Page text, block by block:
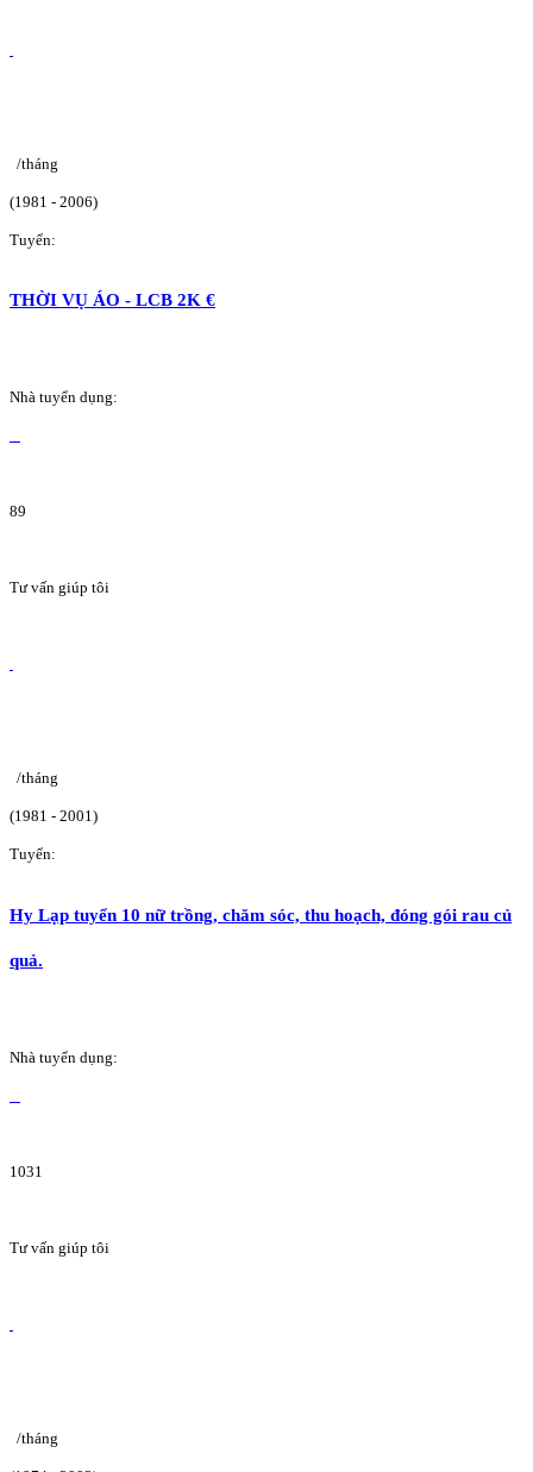
/tháng
(1981 - 2006)
Tuyển:
THỜI VỤ ÁO - LCB 2K €
Nhà tuyển dụng:
89
Tư vấn giúp tôi
/tháng
(1981 - 2001)
Tuyển:
Hy Lạp tuyển 10 nữ trồng, chăm sóc, thu hoạch, đóng gói rau củ
quả.
Nhà tuyển dụng:
1031
Tư vấn giúp tôi
/tháng